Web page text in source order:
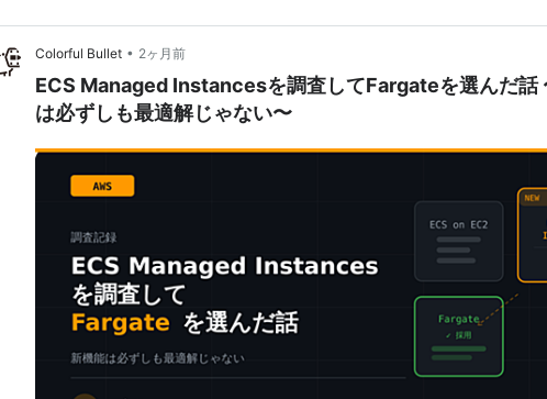
Colorful Bullet • 2ヶ月前
ECS Managed Instancesを調査してFargateを選んだ話
は必ずしも最適解じゃない〜